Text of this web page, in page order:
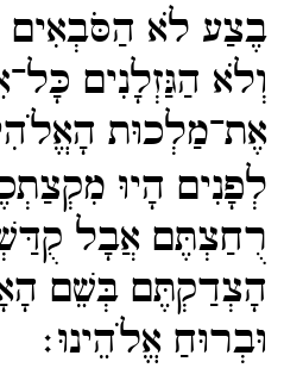
בֶצַע לֹא הַסֹּבְאִים
וְלֹא הַגַּזְלָנִים
אֶת־​מַלְכוּת
לְפָנִים הָיוּ
רֻחַצְתֶּם אֲבָל
הָצְדַקְתֶּם בְּשֵׁם
וּבְרוּחַ אֱלֹהֵינוּ׃